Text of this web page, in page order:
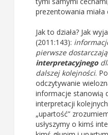
prezentowania
Jak to działa? Jak
(2011:143):
pierwsze dostarczają
interpretacyjnego
dalszej kolejności.
odczytywanie
informacje stanowią
interpretacji
„upartość”
usłyszymy o kimś